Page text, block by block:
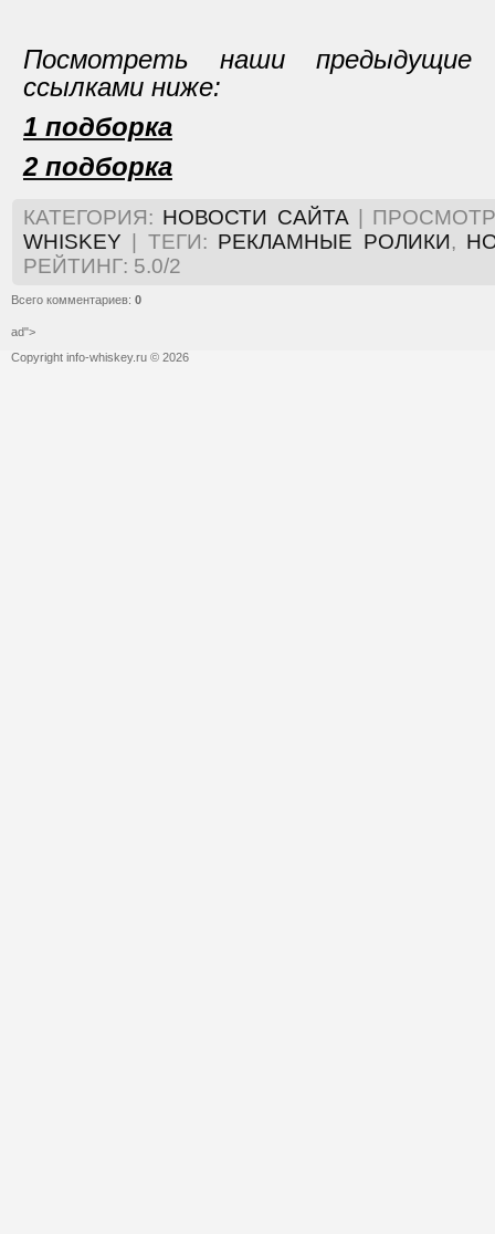
Посмотреть наши
ссылками ниже:
1 подборка
2 подборка
КАТЕГОРИЯ: НОВОСТИ САЙТА
WHISKEY
ТЕГИ: РЕКЛАМНЫЕ РОЛИКИ,
РЕЙТИНГ: 5.0/2
Всего комментариев: 0
ad">
Copyright info-whiskey.ru © 2026